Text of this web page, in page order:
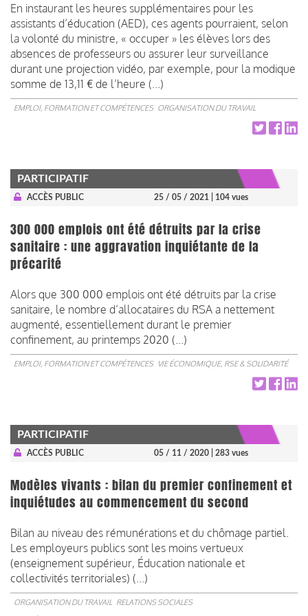
En instaurant les heures supplémentaires pour les
assistants d’éducation (AED), ces agents pourraient, selon
la volonté du ministre, « occuper » les élèves lors des
absences de professeurs ou assurer leur surveillance
durant une projection vidéo, par exemple, pour la modique
somme de 13,11 € de l’heure (...)
EMPLOI, FORMATION ET COMPÉTENCES ORGANISATION DU TRAVAIL
PARTICIPATIF
ACCÈS PUBLIC 25 / 05 / 2021 | 104 vues
300 000 emplois ont été détruits par la crise
sanitaire : une aggravation inquiétante de la
précarité
Alors que 300 000 emplois ont été détruits par la crise
sanitaire, le nombre d’allocataires du RSA a nettement
augmenté, essentiellement durant le premier
confinement, au printemps 2020 (...)
EMPLOI, FORMATION ET COMPÉTENCES VIE ÉCONOMIQUE, RSE & SOLIDARITÉ
PARTICIPATIF
ACCÈS PUBLIC 05 / 11 / 2020 | 283 vues
Modèles vivants : bilan du premier confinement et
inquiétudes au commencement du second
Bilan au niveau des rémunérations et du chômage partiel.
Les employeurs publics sont les moins vertueux
(enseignement supérieur, Éducation nationale et
collectivités territoriales) (...)
ORGANISATION DU TRAVAIL RELATIONS SOCIALES